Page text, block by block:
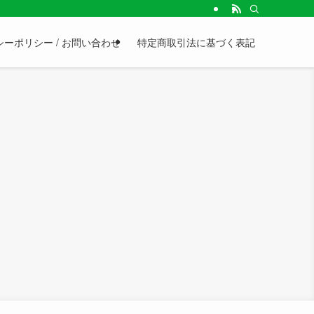
ーポリシー / お問い合わせ 特定商取引法に基づく表記